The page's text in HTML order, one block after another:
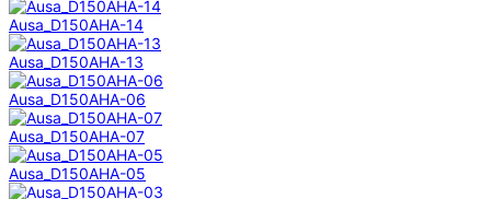
Ausa_D150AHA-14
Ausa_D150AHA-13
Ausa_D150AHA-06
Ausa_D150AHA-07
Ausa_D150AHA-05